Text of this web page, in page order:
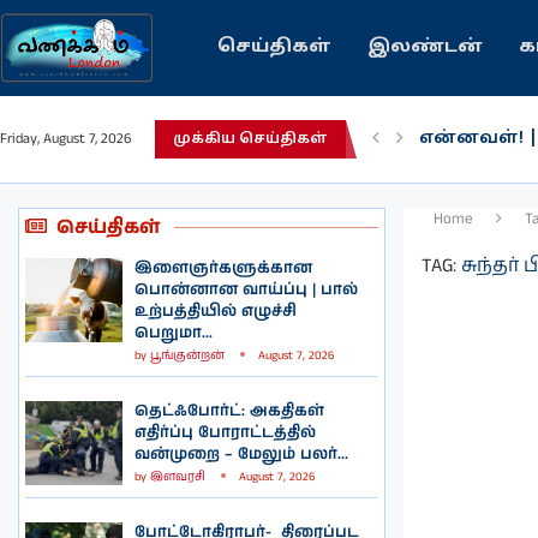
செய்திகள் இலண்டன்
Friday, August 7, 2026 முக்கிய செய்திகள்
என்னவள்! |
செய்திகள்
இளைஞர்களுக்கான
பொன்னான வாய்ப்பு | பால்
உற்பத்தியில் எழுச்சி
பெறுமா...
by பூங்குன்றன் August 7, 2026
தெட்ஃபோர்ட்: அகதிகள்
எதிர்ப்பு போராட்டத்தில்
வன்முறை – மேலும் பலர்...
by இளவரசி August 7, 2026
போட்டோகிராபர்- ‌ திரைப்பட
Home
TAG: சுந்தர்